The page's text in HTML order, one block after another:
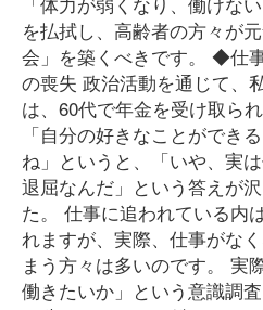
を払拭し、高齢者の方々が
会」を築くべきです。 ◆仕
の喪失 政治活動を通じて、
は、60代で年金を受け取ら
「自分の好きなことができ
ね」というと、「いや、実
退屈なんだ」という答えが
た。 仕事に追われている内
れますが、実際、仕事がな
まう方々は多いのです。 実
働きたいか」という意識調